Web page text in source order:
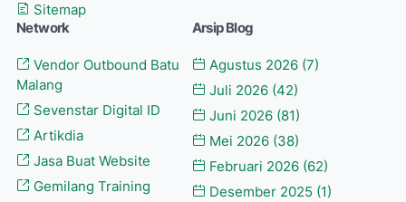
Sitemap
Network
Vendor Outbound Batu
Malang
Sevenstar Digital ID
Artikdia
Jasa Buat Website
Gemilang Training
Arsip Blog
Agustus 2026 (7)
Juli 2026 (42)
Juni 2026 (81)
Mei 2026 (38)
Februari 2026 (62)
Desember 2025 (1)